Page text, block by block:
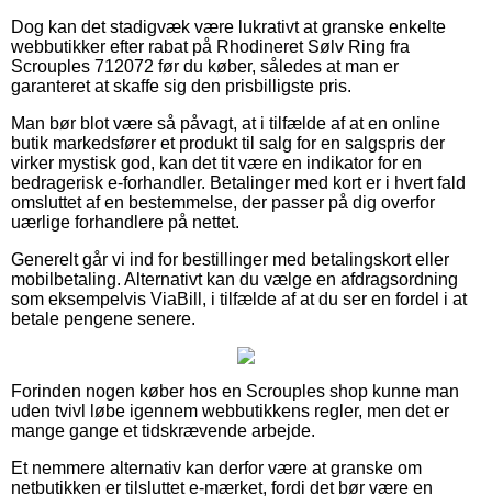
Dog kan det stadigvæk være lukrativt at granske enkelte
webbutikker efter rabat på Rhodineret Sølv Ring fra
Scrouples 712072 før du køber, således at man er
garanteret at skaffe sig den prisbilligste pris.
Man bør blot være så påvagt, at i tilfælde af at en online
butik markedsfører et produkt til salg for en salgspris der
virker mystisk god, kan det tit være en indikator for en
bedragerisk e-forhandler. Betalinger med kort er i hvert fald
omsluttet af en bestemmelse, der passer på dig overfor
uærlige forhandlere på nettet.
Generelt går vi ind for bestillinger med betalingskort eller
mobilbetaling. Alternativt kan du vælge en afdragsordning
som eksempelvis ViaBill, i tilfælde af at du ser en fordel i at
betale pengene senere.
Forinden nogen køber hos en Scrouples shop kunne man
uden tvivl løbe igennem webbutikkens regler, men det er
mange gange et tidskrævende arbejde.
Et nemmere alternativ kan derfor være at granske om
netbutikken er tilsluttet e-mærket, fordi det bør være en